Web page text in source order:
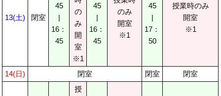
13(土) 閉室
45
|
16：
45
の
み
開
室
※1
45
|
16：
45
のみ
開室
※1
45
|
17：
50
授業時のみ
開室
※1
14(日) 閉室 閉室 閉室
授